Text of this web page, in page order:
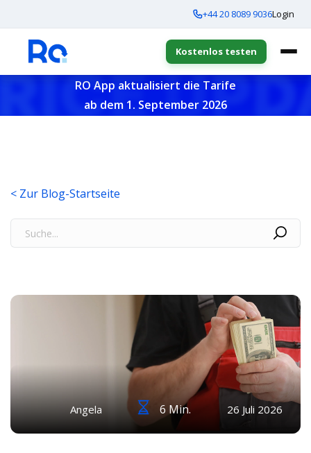
+44 20 8089 9036Login
Kostenlos testen
RO App aktualisiert die Tarife
ab dem 1. September 2026
< Zur Blog-Startseite
Angela 6 Min. 26 Juli 2026